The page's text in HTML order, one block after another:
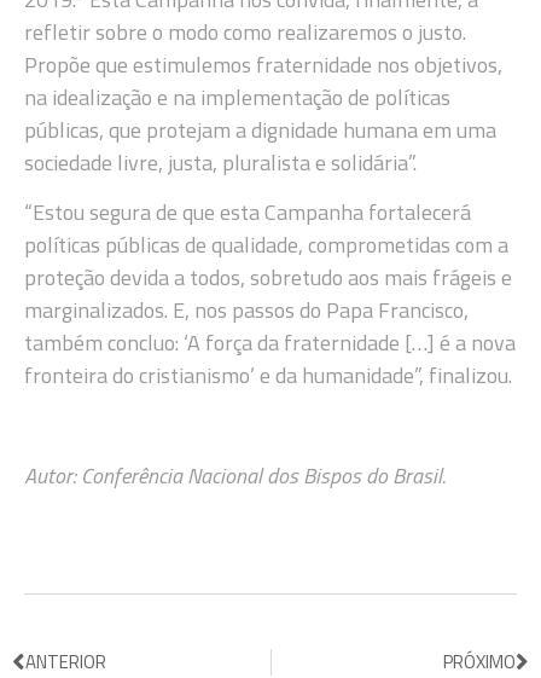
refletir sobre o modo como realizaremos o justo.
Propõe que estimulemos fraternidade nos objetivos,
na idealização e na implementação de políticas
públicas, que protejam a dignidade humana em uma
sociedade livre, justa, pluralista e solidária”.
“Estou segura de que esta Campanha fortalecerá
políticas públicas de qualidade, comprometidas com a
proteção devida a todos, sobretudo aos mais frágeis e
marginalizados. E, nos passos do Papa Francisco,
também concluo: ‘A força da fraternidade […] é a nova
fronteira do cristianismo’ e da humanidade”, finalizou.
Autor: Conferência Nacional dos Bispos do Brasil.
ANTERIOR PRÓXIMO